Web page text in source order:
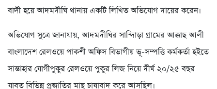
বাদী হয়ে আদমদীঘি থানায় একটি লিখিত অভিযোগ দায়ের করেন।
অভিযোগ সুত্রে জানাযায়, আদমদীঘির সান্দিাড়া গ্রামের আক্কাছ আলী
বাংলাদেশ রেলওয়ে পাকশী অফিস বিভাগীয় ভূ-সম্পত্তি কর্মকর্তা হইতে
সান্তাহার যোগীপুকুর রেলওয়ে পুকুর লিজ নিয়ে দীর্ঘ ২০/২৫ বছর
যাবত বিভিন্ন প্রজাতির মাছ চাষাবাদ করে আসছিল।